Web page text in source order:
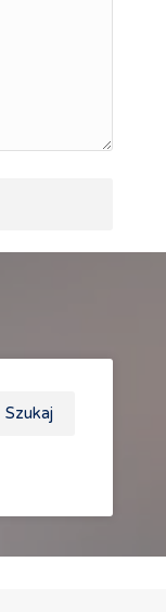
Szukaj